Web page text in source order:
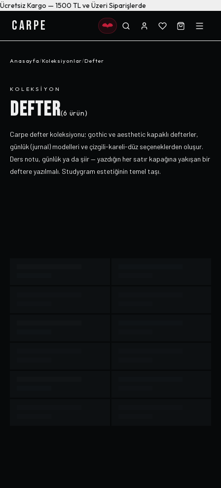
Ücretsiz Kargo — 1500 TL ve Üzeri Siparişlerde
CARPE
Anasayfa/Koleksiyonlar/Defter
KOLEKSIYON
DEFTER(6 ürün)
Carpe defter koleksiyonu; gothic ve aesthetic kapaklı defterler,
günlük (jurnal) modelleri ve çizgili-kareli-düz seçeneklerden oluşur.
Ders notu, günlük ya da şiir — yazdığın her satır kapağına yakışan bir
deftere yazılmalı. Studygram estetiğinin temel taşı.